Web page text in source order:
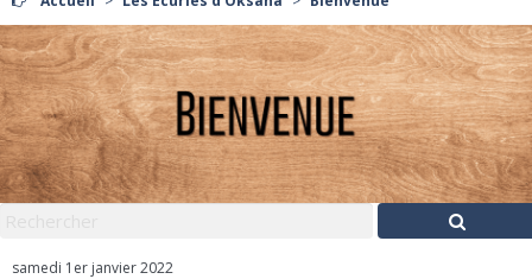
Mon compte
0 Panier
Contact
samedi 1er janvier 2022